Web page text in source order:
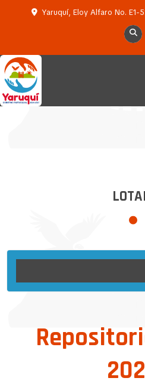
Yaruquí, Eloy Alfaro No.